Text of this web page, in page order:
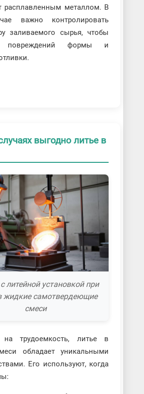
расплавленным металлом. В
важно контролировать
заливаемого сырья, чтобы
повреждений формы и
выгодно литье в
литейной установкой при
жидкие самотвердеющие
смеси
на трудоемкость, литье в
обладает уникальными
Его используют, когда